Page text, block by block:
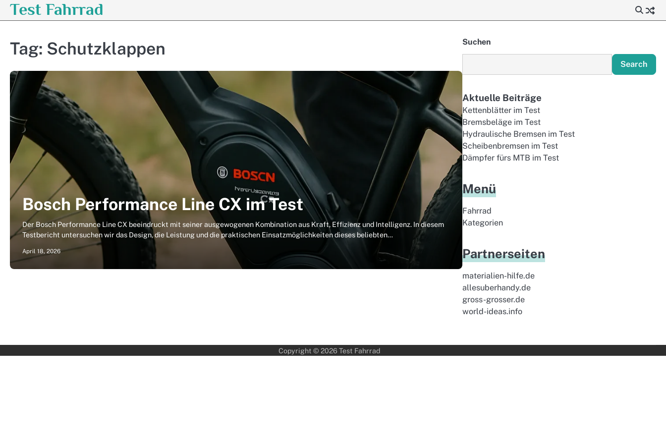
SkipTest Fahrrad
Tag: Schutzklappen
Bosch Performance Line CX im Test
Der Bosch Performance Line CX beeindruckt mit seiner ausgewogenen Kombination aus Kraft, Effizienz und Intelligenz. In diesem
Testbericht untersuchen wir das Design, die Leistung und die praktischen Einsatzmöglichkeiten dieses beliebten…
April 18, 2026
Suchen
Search
Aktuelle Beiträge
Kettenblätter im Test
Bremsbeläge im Test
Hydraulische Bremsen im Test
Scheibenbremsen im Test
Dämpfer fürs MTB im Test
Menü
Fahrrad
Kategorien
Partnerseiten
materialien-hilfe.de
allesuberhandy.de
gross-grosser.de
world-ideas.info
Copyright © 2026 Test Fahrrad